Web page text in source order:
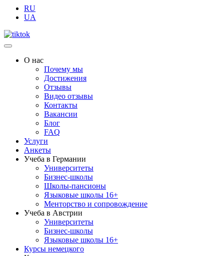
RU
UA
О нас
Почему мы
Достижения
Отзывы
Видео отзывы
Контакты
Вакансии
Блог
FAQ
Услуги
Анкеты
Учеба в Германии
Университеты
Бизнес-школы
Школы-пансионы
Языковые школы 16+
Менторство и сопровождение
Учеба в Австрии
Университеты
Бизнес-школы
Языковые школы 16+
Курсы немецкого